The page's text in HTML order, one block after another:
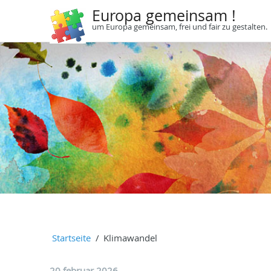
Europa gemeinsam !
um Europa gemeinsam, frei und fair zu gestalten.
Startseite Klimawandel